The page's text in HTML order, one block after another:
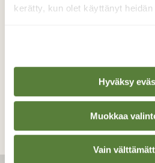
kerätty, kun olet käyttänyt heidän
Hyväksy
Muokkaa
Vain
Valokuvaaja: Markku